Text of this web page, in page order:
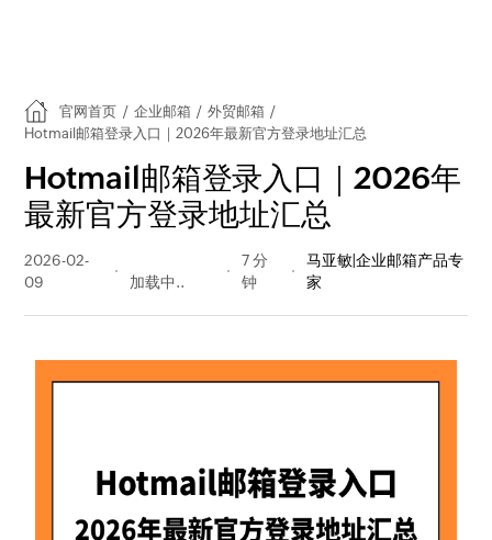
官网首页 / 企业邮箱 / 外贸邮箱 /
Hotmail邮箱登录入口｜2026年最新官方登录地址汇总
Hotmail邮箱登录入口｜2026年
最新官方登录地址汇总
2026-02-
09
量
7 分
钟
马亚敏|企业邮箱产品专
家